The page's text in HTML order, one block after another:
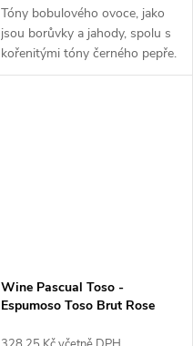
Tóny bobulového ovoce, jako
jsou borůvky a jahody, spolu s
kořenitými tóny černého pepře.
Wine Pascual Toso -
Espumoso Toso Brut Rose